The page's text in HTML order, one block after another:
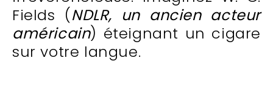
Fields (NDLR, un ancien acteur
américain) éteignant un cigare
sur votre langue.